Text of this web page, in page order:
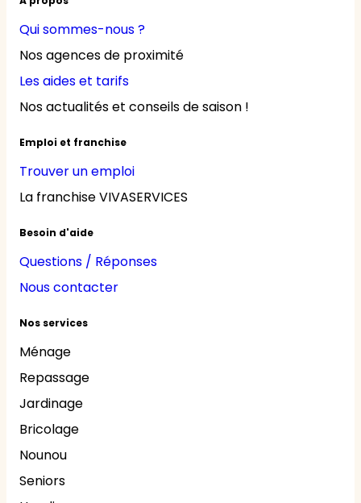
Qui sommes-nous ?
Nos agences de proximité
Les aides et tarifs
Nos actualités et conseils de saison !
Emploi et franchise
Trouver un emploi
La franchise VIVASERVICES
Besoin d'aide
Questions / Réponses
Nous contacter
Nos services
Ménage
Repassage
Jardinage
Bricolage
Nounou
Seniors